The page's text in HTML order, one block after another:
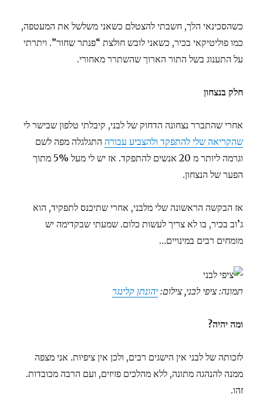
כשהסכינאי הלך, חשבתי להצטלם כשאני משלשל את המעטפה,
כמו פוליטיקאי בכיר, כשאני לובש חולצת “פנתר שחור”. ויתרתי
על התענוג בשל התור הארוך שהשתרר מאחורי.
חלק בנצחון
אחרי שהתברר נצחונה הדחוק של לבני, קיבלתי טלפון שבישר לי
שהקריאה שלי להתפקד ולהצביע עבורה התגלגלה מפה לשם
וגרמה ליותר מ 20 אנשים להתפקד. אז יש לי מעל 5% מתוך
הפער של הנצחון.
אז הבקשה הראשונה שלי מלבני, אחרי שתיכנס לתפקיד, הוא
ג’וב בכיר, בו לא צריך לעשות כלום. שמעתי שבקדימה יש
מומחים רבים במינויים…
תמונה: ציפי לבני, צילום:יהונתן קלינגר
ומה יהיה?
לזכותה של לבני אין הישגים רבים, ולכן אין ציפיות. אני מצפה
ממנה להנהגה מתונה, ללא מהלכים פזיזים, ועם הרבה מכובדות.
זהו.